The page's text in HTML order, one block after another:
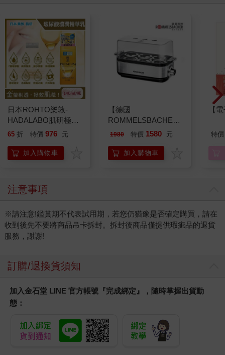
日本ROHTO樂敦-
HADALABO肌研極潤
金緻7重玻尿酸高效保
140ml/金瓶(Premium
臉部肌膚護理乳霜,素
65 折 特價 976 元
加入購物車
【德國
ROMMELSBACHE諾
曼百赫】多功能煮蛋
ER600/ER-600
1980 特價 1580 元
加入購物車
【
特價
注意事項
※請注意!鑑賞期不代表試用期，若您仍猶豫是否確定購買，請在
收到後先不要將商品吊卡拆封。拆封後商品僅提供瑕疵品的退貨
服務，謝謝!
訂購/退換貨須知
加入金石堂 LINE 官方帳號『完成綁定』，隨時掌握出貨動
態：